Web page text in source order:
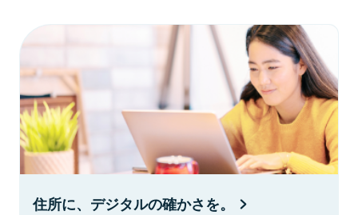
住所に、デジタルの確かさを。